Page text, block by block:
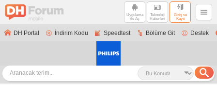
Uygulama
ile Aç
Teknoloji
Haberleri
Giriş ve
Kayıt
DH Portal İndirim Kodu Speedtest Bölüme Git Destek